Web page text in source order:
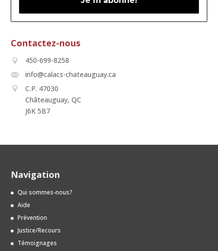
Contactez-nous
450-699-8258
info@calacs-chateauguay.ca
C.P. 47030
Châteauguay, QC
J6K 5B7
Navigation
Qui sommes-nous?
Aide
Prévention
Justice/Recours
Témoignages